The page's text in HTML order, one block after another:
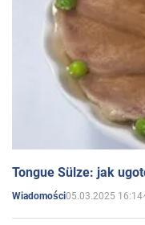
Tongue Sülze: jak
Wiadomości05.03.2025 16:14